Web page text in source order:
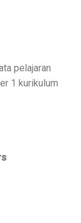
pelajaran
1 kurikulum